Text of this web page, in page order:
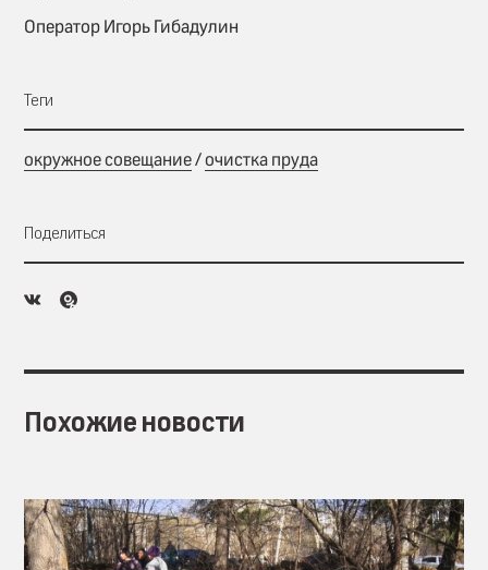
Оператор Игорь Гибадулин
Теги
окружное совещание/очистка пруда
Поделиться
Похожие новости